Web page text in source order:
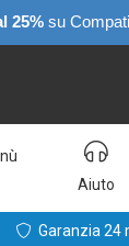
25% su
Aiuto
Garanzia 24